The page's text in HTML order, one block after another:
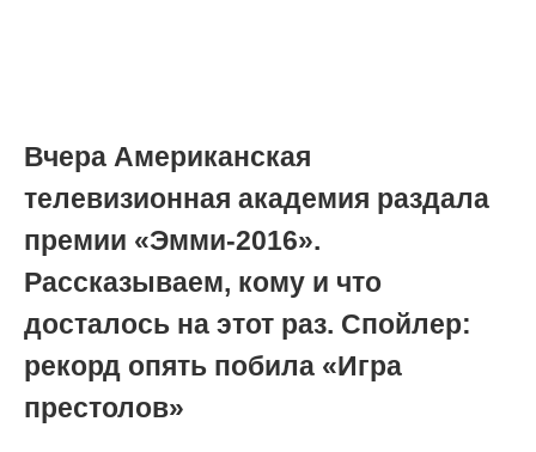
Вчера Американская
телевизионная академия раздала
премии «Эмми-2016».
Рассказываем, кому и что
досталось на этот раз. Спойлер:
рекорд опять побила «Игра
престолов»